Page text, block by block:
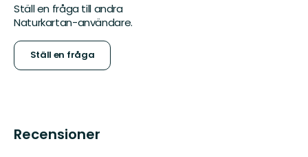
Ställ en fråga till andra
Naturkartan-användare.
Ställ en fråga
Recensioner